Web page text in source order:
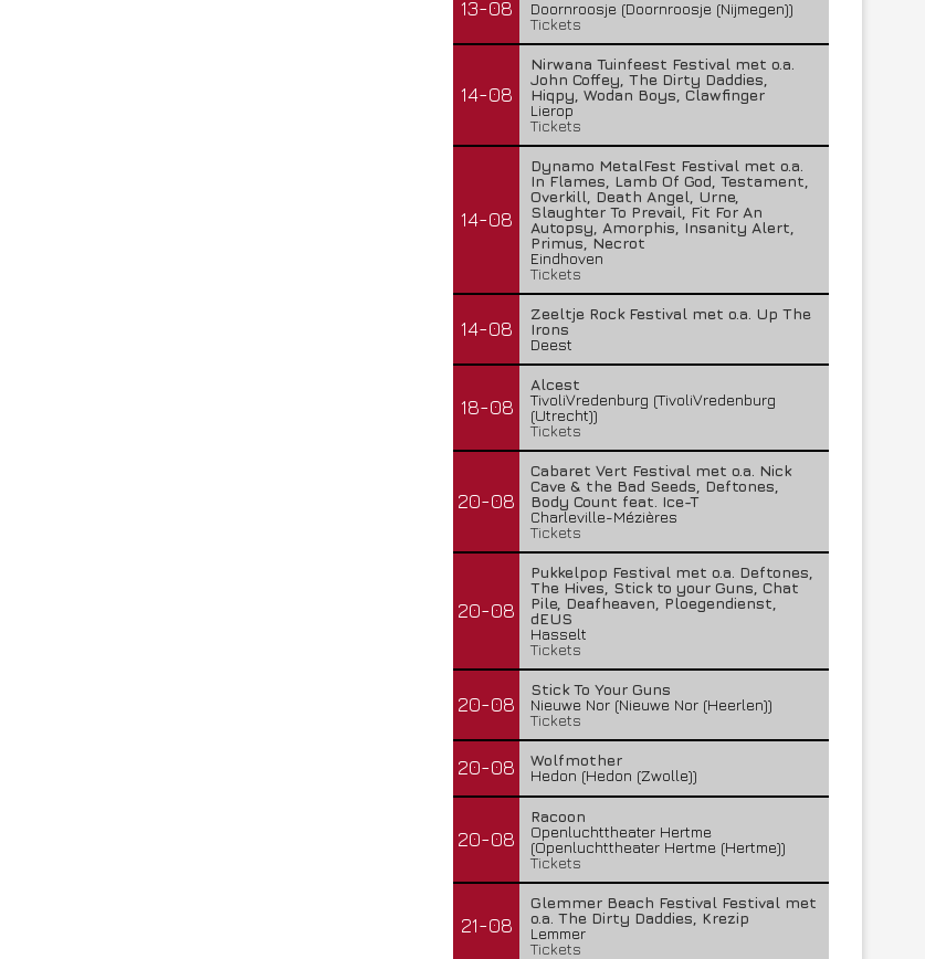
13-08
Doornroosje (Doornroosje (Nijmegen))
Tickets
14-08
Nirwana Tuinfeest Festival met o.a.
John Coffey, The Dirty Daddies,
Hiqpy, Wodan Boys, Clawfinger
Lierop
Tickets
14-08
Dynamo MetalFest Festival met o.a.
In Flames, Lamb Of God, Testament,
Overkill, Death Angel, Urne,
Slaughter To Prevail, Fit For An
Autopsy, Amorphis, Insanity Alert,
Primus, Necrot
Eindhoven
Tickets
14-08
Zeeltje Rock Festival met o.a. Up The
Irons
Deest
18-08
Alcest
TivoliVredenburg (TivoliVredenburg
(Utrecht))
Tickets
20-08
Cabaret Vert Festival met o.a. Nick
Cave & the Bad Seeds, Deftones,
Body Count feat. Ice-T
Charleville-Mézières
Tickets
20-08
Pukkelpop Festival met o.a. Deftones,
The Hives, Stick to your Guns, Chat
Pile, Deafheaven, Ploegendienst,
dEUS
Hasselt
Tickets
20-08
Stick To Your Guns
Nieuwe Nor (Nieuwe Nor (Heerlen))
Tickets
20-08
Wolfmother
Hedon (Hedon (Zwolle))
20-08
Racoon
Openluchttheater Hertme
(Openluchttheater Hertme (Hertme))
Tickets
21-08
Glemmer Beach Festival Festival met
o.a. The Dirty Daddies, Krezip
Lemmer
Tickets